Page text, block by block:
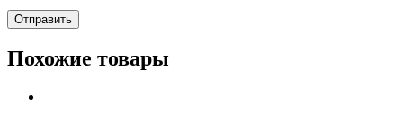
Похожие товары